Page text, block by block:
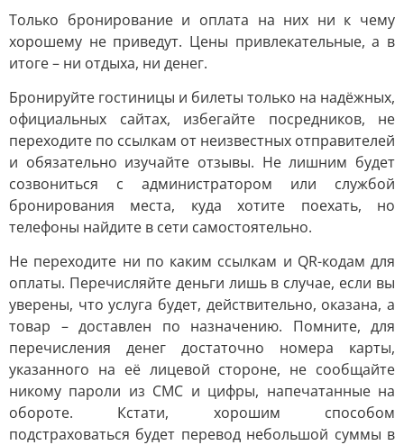
Только бронирование и оплата на них ни к чему
хорошему не приведут. Цены привлекательные, а в
итоге – ни отдыха, ни денег.
Бронируйте гостиницы и билеты только на надёжных,
официальных сайтах, избегайте посредников, не
переходите по ссылкам от неизвестных отправителей
и обязательно изучайте отзывы. Не лишним будет
созвониться с администратором или службой
бронирования места, куда хотите поехать, но
телефоны найдите в сети самостоятельно.
Не переходите ни по каким ссылкам и QR-кодам для
оплаты. Перечисляйте деньги лишь в случае, если вы
уверены, что услуга будет, действительно, оказана, а
товар – доставлен по назначению. Помните, для
перечисления денег достаточно номера карты,
указанного на её лицевой стороне, не сообщайте
никому пароли из СМС и цифры, напечатанные на
обороте. Кстати, хорошим способом
подстраховаться будет перевод небольшой суммы в